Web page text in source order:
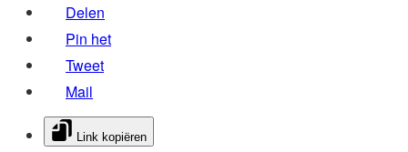
Delen
Pin het
Tweet
Mail
Link kopiëren